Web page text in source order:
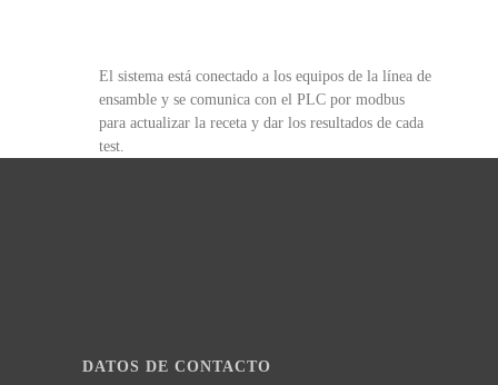
El sistema está conectado a los equipos de la línea de
ensamble y se comunica con el PLC por modbus
para actualizar la receta y dar los resultados de cada
test.
DATOS DE CONTACTO